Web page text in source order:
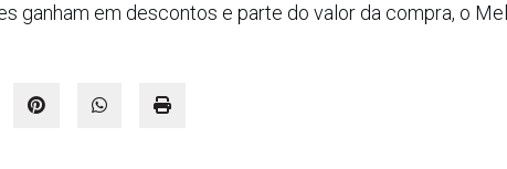
ganham em descontos e parte do valor da compra, o